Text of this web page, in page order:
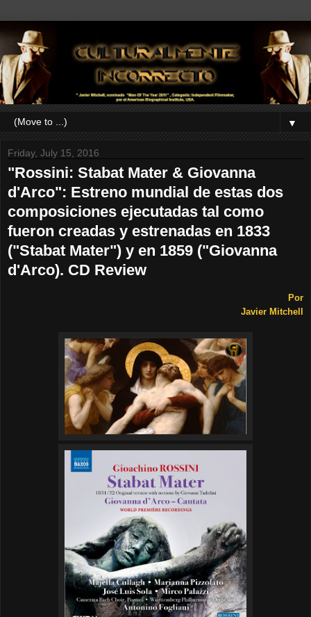
▼
Friday, July 15, 2016
"Rossini: Stabat Mater & Giovanna
d'Arco": Estreno mundial de estas dos
composiciones ejecutadas tal como
fueron creadas y estrenadas en 1833
("Stabat Mater") y en 1859 ("Giovanna
d'Arco). CD Review
Por
Javier Mitchell